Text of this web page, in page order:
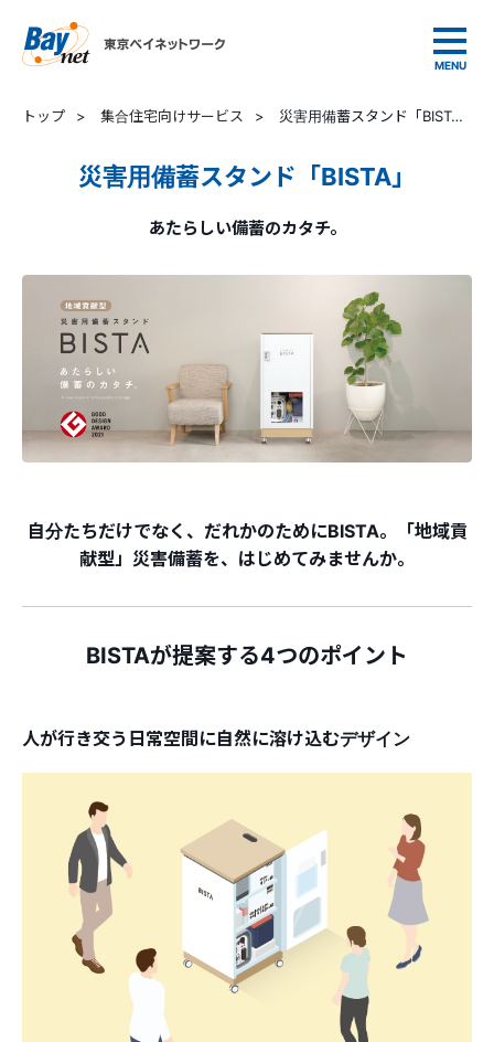
トップ > 集合住宅向けサービス > 災害用備蓄スタンド「BISTA」
災害用備蓄スタンド「BISTA」
あたらしい備蓄のカタチ。
自分たちだけでなく、だれかのためにBISTA。
「地域貢
献型」災害備蓄を、はじめてみませんか。
BISTAが提案する4つのポイント
人が行き交う日常空間に自然に溶け込むデザイン